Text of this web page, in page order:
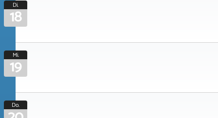
Di.
18
Mi.
19
Do.